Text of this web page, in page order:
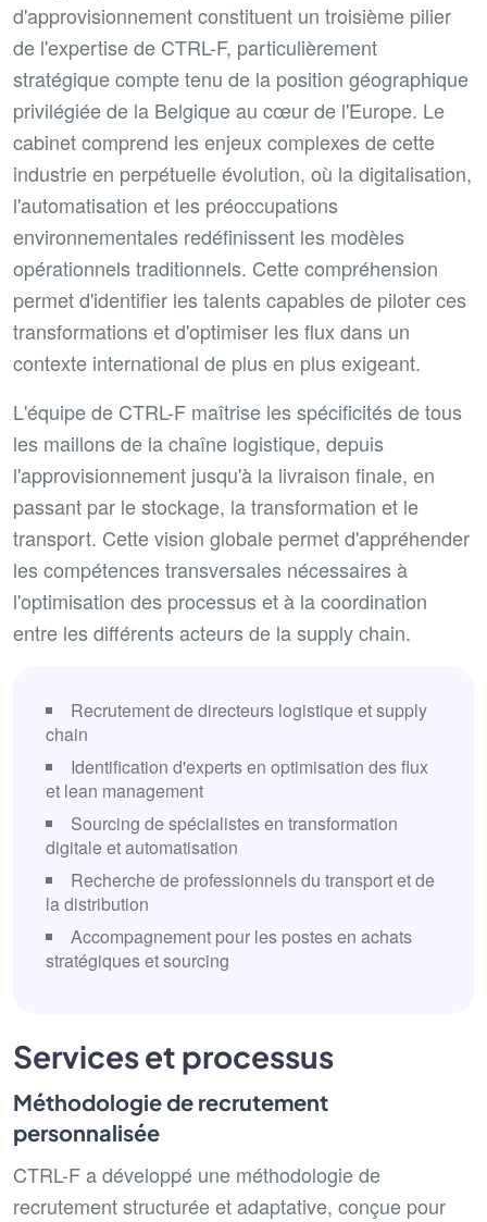
d'approvisionnement constituent un troisième pilier
de l'expertise de CTRL-F, particulièrement
stratégique compte tenu de la position géographique
privilégiée de la Belgique au cœur de l'Europe. Le
cabinet comprend les enjeux complexes de cette
industrie en perpétuelle évolution, où la digitalisation,
l'automatisation et les préoccupations
environnementales redéfinissent les modèles
opérationnels traditionnels. Cette compréhension
permet d'identifier les talents capables de piloter ces
transformations et d'optimiser les flux dans un
contexte international de plus en plus exigeant.
L'équipe de CTRL-F maîtrise les spécificités de tous
les maillons de la chaîne logistique, depuis
l'approvisionnement jusqu'à la livraison finale, en
passant par le stockage, la transformation et le
transport. Cette vision globale permet d'appréhender
les compétences transversales nécessaires à
l'optimisation des processus et à la coordination
entre les différents acteurs de la supply chain.
Recrutement de directeurs logistique et supply
chain
Identification d'experts en optimisation des flux
et lean management
Sourcing de spécialistes en transformation
digitale et automatisation
Recherche de professionnels du transport et de
la distribution
Accompagnement pour les postes en achats
stratégiques et sourcing
Services et processus
Méthodologie de recrutement
personnalisée
CTRL-F a développé une méthodologie de
recrutement structurée et adaptative, conçue pour